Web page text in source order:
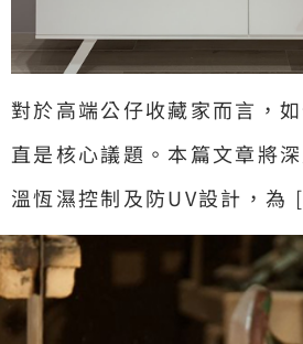
對於高端公仔收藏家而言，
直是核心議題。本篇文章將
溫恆濕控制及防UV設計，